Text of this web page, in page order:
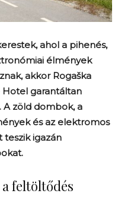
ahol a pihenés,
élmények
akkor Rogaška
Hotel garantáltan
A zöld dombok, a
és az elektromos
igazán
feltöltődés